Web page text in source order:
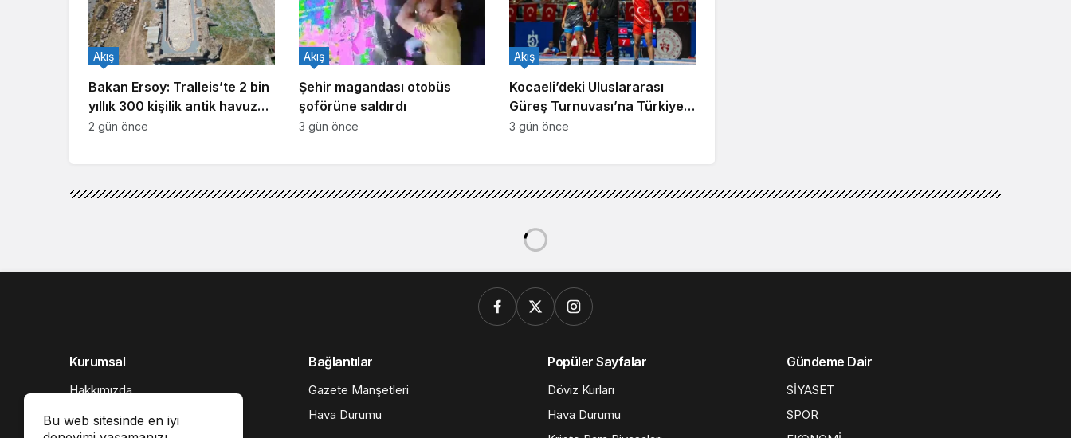
Bakan Ersoy: Tralleis’te 2 bin
yıllık 300 kişilik antik havuz
gün yüzüne çıkarıldı
Akış
2 gün önce
Şehir magandası otobüs
şoförüne saldırdı
Akış
3 gün önce
Kocaeli’deki Uluslararası
Güreş Turnuvası’na Türkiye
damgası
Akış
3 gün önce
Bu web sitesinde en iyi